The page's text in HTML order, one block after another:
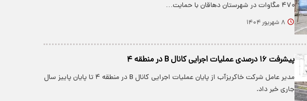
۴۷۰ مگاوات در شهرستان دهاقان با حمایت…
۸ شهریور ۱۴۰۴
پیشرفت ۱۶ درصدی عملیات اجرایی کانال B در منطقه ۴
مدیر عامل شرکت خاکریزآب از پایان عملیات اجرایی کانال B در منطقه ۴ تا پایان پاییز سال
جاری خبر داد.